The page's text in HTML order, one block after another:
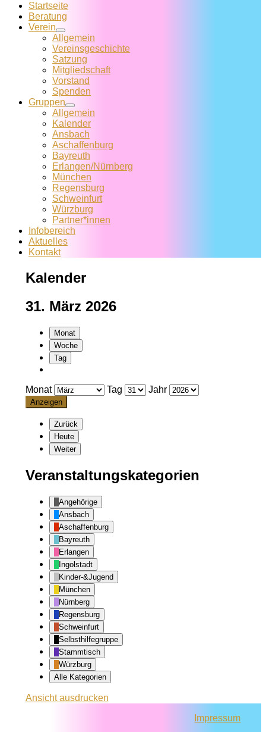
Startseite
Beratung
Verein
Allgemein
Vereins­geschichte
Satzung
Mitglied­schaft
Vorstand
Spenden
Gruppen
Allgemein
Kalender
Ansbach
Aschaffenburg
Bayreuth
Erlangen/Nürnberg
München
Regensburg
Schweinfurt
Würzburg
Partner*innen
Infobereich
Aktuelles
Kontakt
Kalender
31. März 2026
Monat
Woche
Tag
Monat Tag Jahr
Zurück
Heute
Weiter
Veranstaltungskategorien
Angehörige
Ansbach
Aschaffenburg
Bayreuth
Erlangen
Ingolstadt
Kinder-&Jugend
München
Nürnberg
Regensburg
Schweinfurt
Selbsthilfegruppe
Stammtisch
Würzburg
Alle Kategorien
Ansichtausdrucken
Impressum